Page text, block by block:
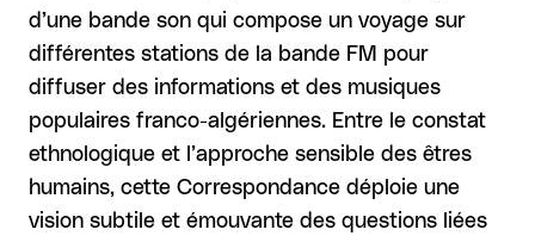
d’une bande son qui compose un voyage sur
différentes stations de la bande FM pour
diffuser des informations et des musiques
populaires franco-algériennes. Entre le constat
ethnologique et l’approche sensible des êtres
humains, cette Correspondance déploie une
vision subtile et émouvante des questions liées